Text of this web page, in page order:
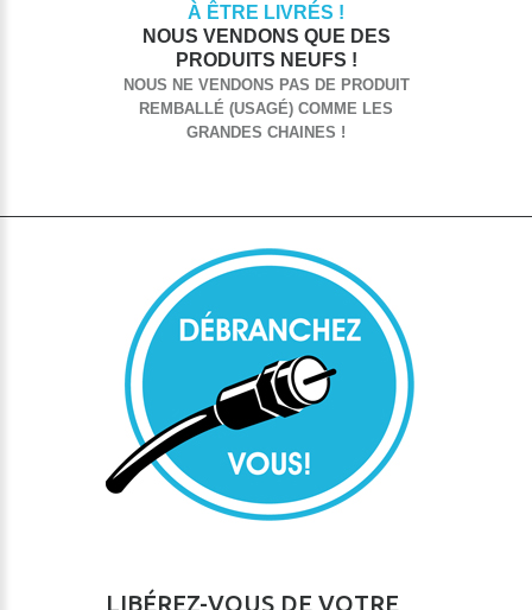
À ÊTRE LIVRÉS !
NOUS VENDONS QUE DES
PRODUITS NEUFS !
NOUS NE VENDONS PAS DE PRODUIT
REMBALLÉ (USAGÉ) COMME LES
GRANDES CHAINES !
LIBÉREZ-VOUS DE VOTRE